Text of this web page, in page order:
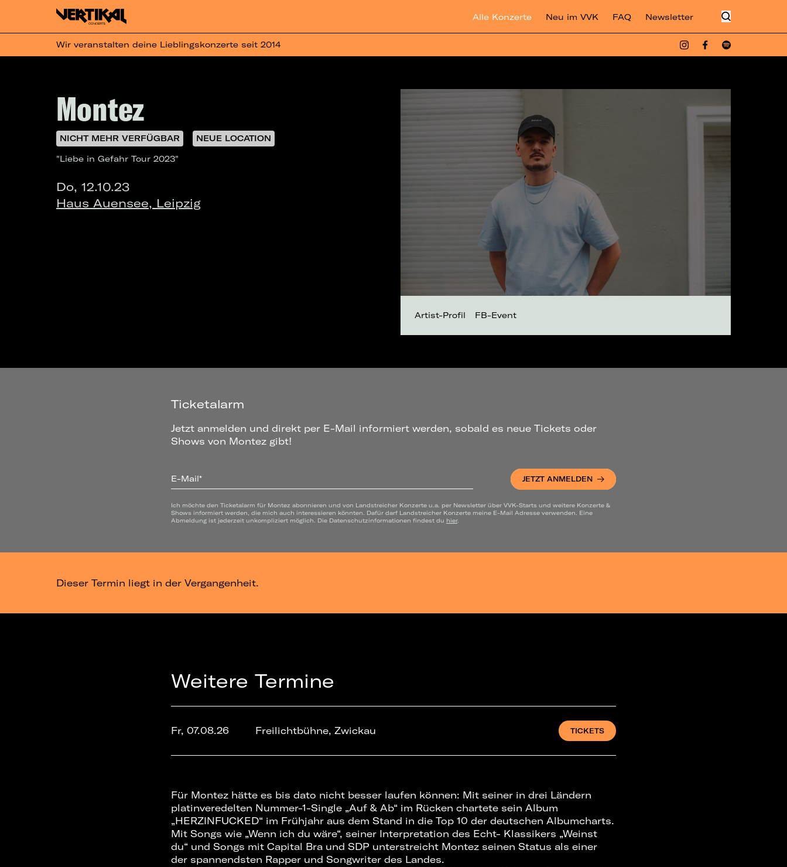
Alle Konzerte Neu im VVK FAQ Newsletter
Wir veranstalten deine Lieblingskonzerte seit 2014
Montez
NICHT MEHR VERFÜGBAR
NEUE LOCATION
"Liebe in Gefahr Tour 2023"
Do, 12.10.23
Haus Auensee, Leipzig
Artist-Profil FB-Event
Ticketalarm
Jetzt anmelden und direkt per E-Mail informiert werden, sobald es neue Tickets oder
Shows von Montez gibt!
E-Mail* JETZT ANMELDEN
Ich möchte den Ticketalarm für Montez abonnieren und von Landstreicher Konzerte u.a. per Newsletter über VVK-Starts und weitere Konzerte &
Shows informiert werden, die mich auch interessieren könnten. Dafür darf Landstreicher Konzerte meine E-Mail Adresse verwenden. Eine
Abmeldung ist jederzeit unkompliziert möglich. Die Datenschutzinformationen findest du hier.
Dieser Termin liegt in der Vergangenheit.
Weitere Termine
Fr, 07.08.26 Freilichtbühne, Zwickau TICKETS
Für Montez hätte es bis dato nicht besser laufen können: Mit seiner in drei Ländern
platinveredelten Nummer-1-Single „Auf & Ab“ im Rücken chartete sein Album
„HERZINFUCKED“ im Frühjahr aus dem Stand in die Top 10 der deutschen Albumcharts.
Mit Songs wie „Wenn ich du wäre“, seiner Interpretation des Echt- Klassikers „Weinst
du“ und Songs mit Capital Bra und SDP unterstreicht Montez seinen Status als einer
der spannendsten Rapper und Songwriter des Landes.